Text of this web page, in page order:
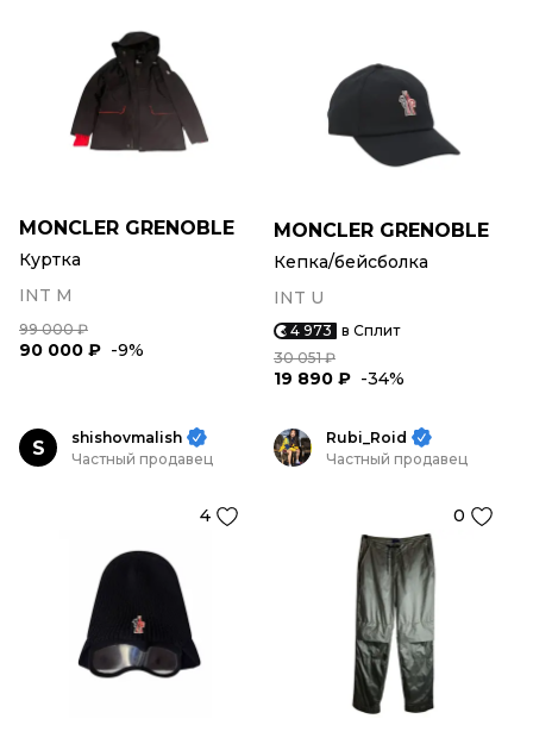
MONCLER GRENOBLE
Куртка
INT M
99 000 ₽
90 000 ₽ -9%
MONCLER GRENOBLE
Кепка/бейсболка
INT U
4 973 в Сплит
30 051 ₽
19 890 ₽ -34%
S
shishovmalish
Частный продавец
4
Rubi_Roid
Частный продавец
0